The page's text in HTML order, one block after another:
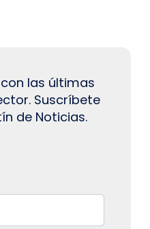
las últimas
Suscríbete
de Noticias.